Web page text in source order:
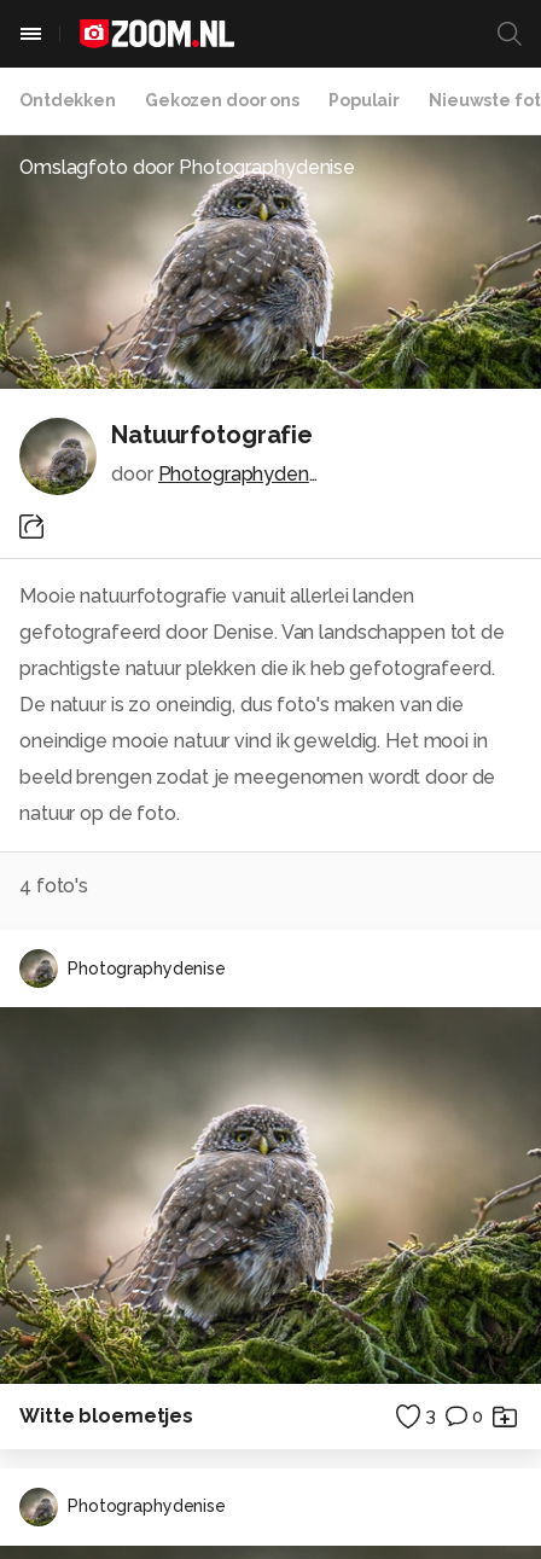
Ontdekken Gekozen door ons Populair Nieuwste
Omslagfoto door Photographydenise
Natuurfotografie
door Photographydenise
Mooie natuurfotografie vanuit allerlei landen
gefotografeerd door Denise. Van landschappen tot de
prachtigste natuur plekken die ik heb gefotografeerd.
De natuur is zo oneindig, dus foto's maken van die
oneindige mooie natuur vind ik geweldig. Het mooi in
beeld brengen zodat je meegenomen wordt door de
natuur op de foto.
4 foto's
Photographydenise
Witte bloemetjes 3 0
Photographydenise